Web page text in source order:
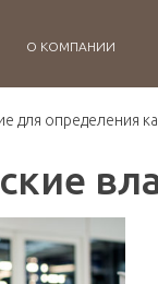
О КОМПАНИИ
для определения